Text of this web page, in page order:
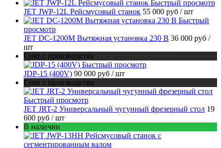
Быстрый просмотр
JET JWP-12L Рейсмусовый станок 55 000 руб / шт
Быстрый
просмотр
JET DC-1200M Вытяжная установка 230 В 36 000 руб /
шт
Снят с производства
Быстрый просмотр
JDP-15 (400V) 90 000 руб / шт
Снят с производства
Быстрый просмотр
JET JRT-2 Универсальный чугунный фрезерный стол 19
600 руб / шт
В наличии